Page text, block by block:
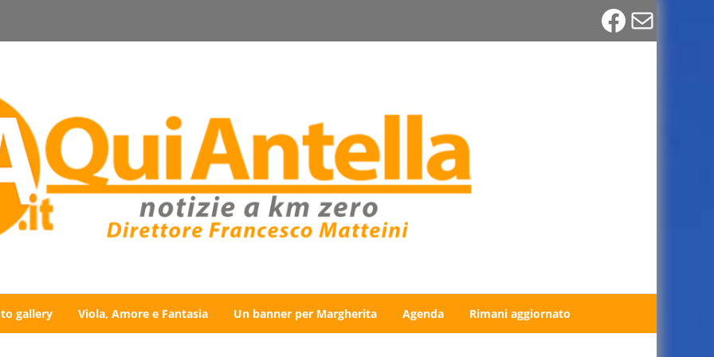
Email
gallery Viola, Amore e Fantasia Un banner per Margherita Agenda Rimani aggiornato